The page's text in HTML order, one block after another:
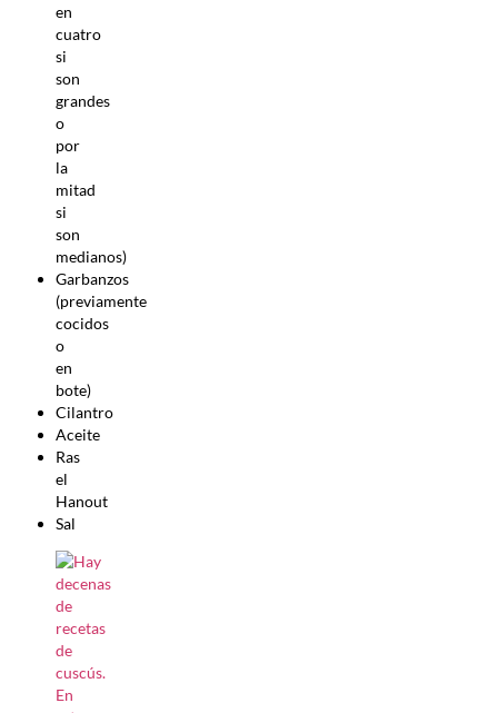
en
cuatro
si
son
grandes
o
por
la
mitad
si
son
medianos)
Garbanzos
(previamente
cocidos
o
en
bote)
Cilantro
Aceite
Ras
el
Hanout
Sal